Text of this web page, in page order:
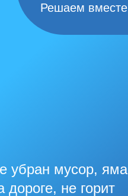
Решаем вместе
убран мусор, яма
дороге, не горит